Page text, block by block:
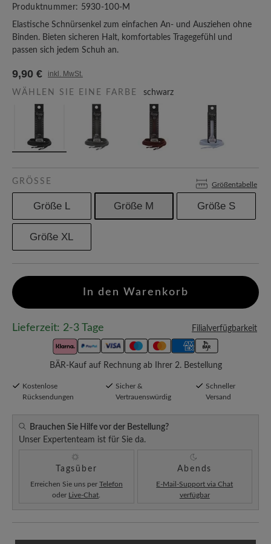
Produktnummer: 5930-100-M
Elastische Schnürsenkel zum einfachen An- und Ausziehen ohne
Binden. Bieten sicheren Halt, komfortables Tragegefühl und
passen sich jedem Schuh an.
9,90 € inkl. MwSt.
WÄHLEN SIE EINE FARBE schwarz
GRÖSSE Größentabelle
Größe L Größe M Größe S
Größe XL
In den Warenkorb
Lieferzeit: 2-3 Tage Filialverfügbarkeit
BÄR-Kauf auf Rechnung ab Ihrer 2. Bestellung
Kostenlose
Rücksendungen
Sicher &
Vertrauenswürdig
Schneller
Versand
Brauchen Sie Hilfe vor der Bestellung?
Unser Expertenteam ist für Sie da.
Tagsüber
Erreichen Sie uns per Telefon
oder Live-Chat
Abends
E-Mail-Support via Chat
verfügbar